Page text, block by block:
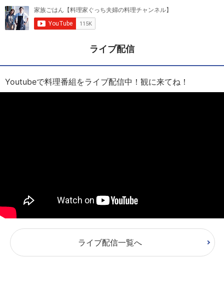
ライブ配信
Youtubeで料理番組をライブ配信中！観に来てね！
ライブ配信一覧へ